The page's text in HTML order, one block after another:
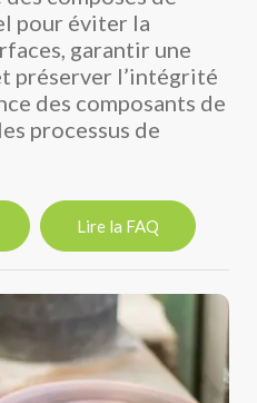
pour éviter la
garantir une
préserver l’intégrité
des composants de
processus de
Lire la FAQ